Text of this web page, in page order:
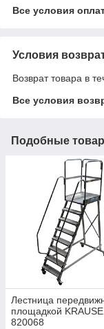
Все условия
Условия
Возврат товара в
Все условия
Подобные
Лестница
площадкой
820068